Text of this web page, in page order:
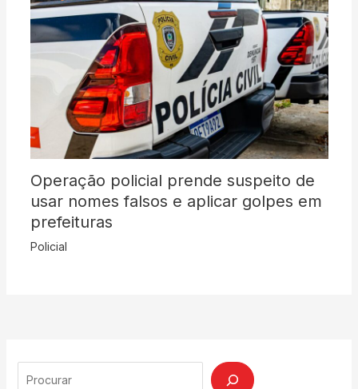
Operação policial prende suspeito de
usar nomes falsos e aplicar golpes em
prefeituras
Policial